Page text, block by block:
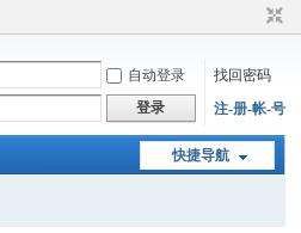
自动登录
找回密码
登录 注-册-帐-号
快捷导航